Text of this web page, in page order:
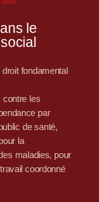
le
fondamental
contre les
par
de santé,
la
maladies, pour
coordonné